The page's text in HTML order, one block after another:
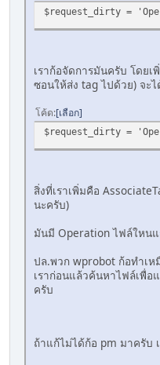
$request_dirty =
เราก้อจัดการมันครับ โดยเ
ซอนให้ส่ง tag ไปด้วย) จะ
โค้ด เลือก
$request_dirty =
สิ่งที่เราเพิ่มคือ
นะครับ)
มันมี Operation ไฟล์ใหน
ปล.พวก wprobot ก้อทำเห
เราก่อนแล้วค้นหาไฟล์เพื่
ครับ
ถ้าแก้ไม่ได้ก้อ pm มาครับ